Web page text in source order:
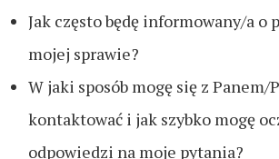
Jak często będę informowany/a o
mojej sprawie?
W jaki sposób mogę się z Panem/
kontaktować i jak szybko mogę
odpowiedzi na moje pytania?